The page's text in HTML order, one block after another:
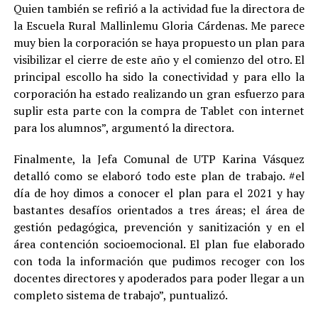
Quien también se refirió a la actividad fue la directora de
la Escuela Rural Mallinlemu Gloria Cárdenas. Me parece
muy bien la corporación se haya propuesto un plan para
visibilizar el cierre de este año y el comienzo del otro. El
principal escollo ha sido la conectividad y para ello la
corporación ha estado realizando un gran esfuerzo para
suplir esta parte con la compra de Tablet con internet
para los alumnos”, argumentó la directora.
Finalmente, la Jefa Comunal de UTP Karina Vásquez
detalló como se elaboró todo este plan de trabajo. #el
día de hoy dimos a conocer el plan para el 2021 y hay
bastantes desafíos orientados a tres áreas; el área de
gestión pedagógica, prevención y sanitización y en el
área contención socioemocional. El plan fue elaborado
con toda la información que pudimos recoger con los
docentes directores y apoderados para poder llegar a un
completo sistema de trabajo”, puntualizó.